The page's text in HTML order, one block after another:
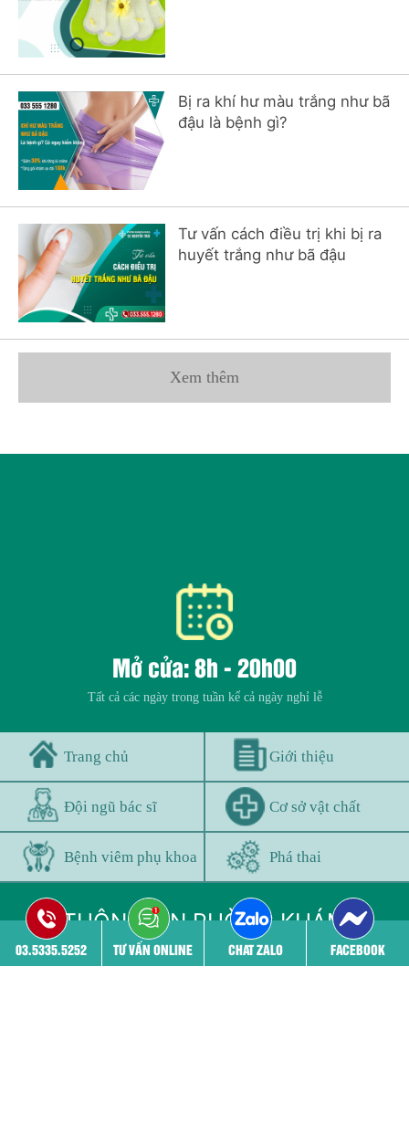
Bị ra khí hư màu trắng như bã
đậu là bệnh gì?
Tư vấn cách điều trị khi bị ra
huyết trắng như bã đậu
Xem thêm
Mở cửa: 8h - 20h00
Tất cả các ngày trong tuần kể cả ngày nghỉ lễ
Trang chủ Giới thiệu
Đội ngũ bác sĩ Cơ sở vật chất
Bệnh viêm phụ khoa Phá thai
THÔNG TIN PHÒNG KHÁM
03.5335.5252 TƯ VẤN ONLINE CHAT ZALO FACEBOOK